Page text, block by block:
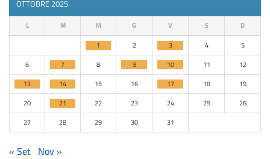
OTTOBRE 2025
L M M G V S D
1 2 3 4
5
6
7 8 9 10 11
12
13
14 15 16 17 18
19
20
21 22 23 24 25
26
27
28 29 30 31
« Set Nov »